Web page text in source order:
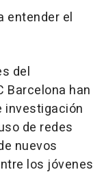
entender el
del
Barcelona han
investigación
de redes
nuevos
los jóvenes